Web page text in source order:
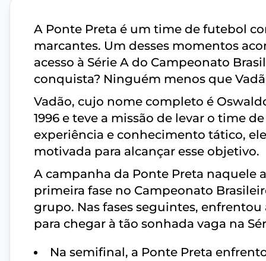
A Ponte Preta é um time de futebol
marcantes. Um desses momentos
acesso à Série A do Campeonato
conquista? Ninguém menos que
Vadão, cujo nome completo é
1996 e teve a missão de levar o time
experiência e conhecimento tático,
motivada para alcançar esse objetivo.
A campanha da Ponte Preta naquele
primeira fase no Campeonato
grupo. Nas fases seguintes,
para chegar à tão sonhada vaga na
Na semifinal, a Ponte Preta